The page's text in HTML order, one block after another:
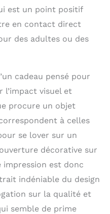
quel nom pour
spéciaux et
tels que les
les pendaisons
la fête
: nos
peuvent être
main, passent
est un point positif
en contact direct
des adultes ou des
cadeau pensé pour
visuel et
procure un objet
à celles
se lover sur un
décorative sur
impression est donc
indéniable du design
sur la qualité et
semble de prime